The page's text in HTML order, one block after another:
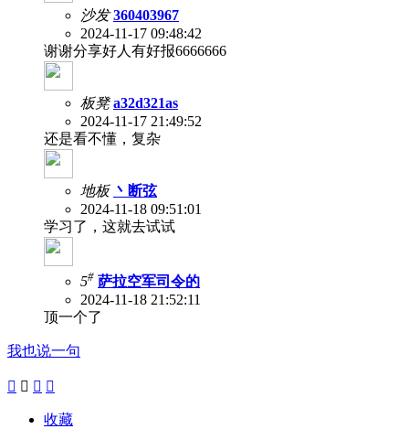
沙发 360403967
2024-11-17 09:48:42
谢谢分享好人有好报6666666
板凳 a32d321as
2024-11-17 21:49:52
还是看不懂，复杂
地板 丶断弦
2024-11-18 09:51:01
学习了，这就去试试
5# 萨拉空军司令的
2024-11-18 21:52:11
顶一个了
我也说一句
   
收藏